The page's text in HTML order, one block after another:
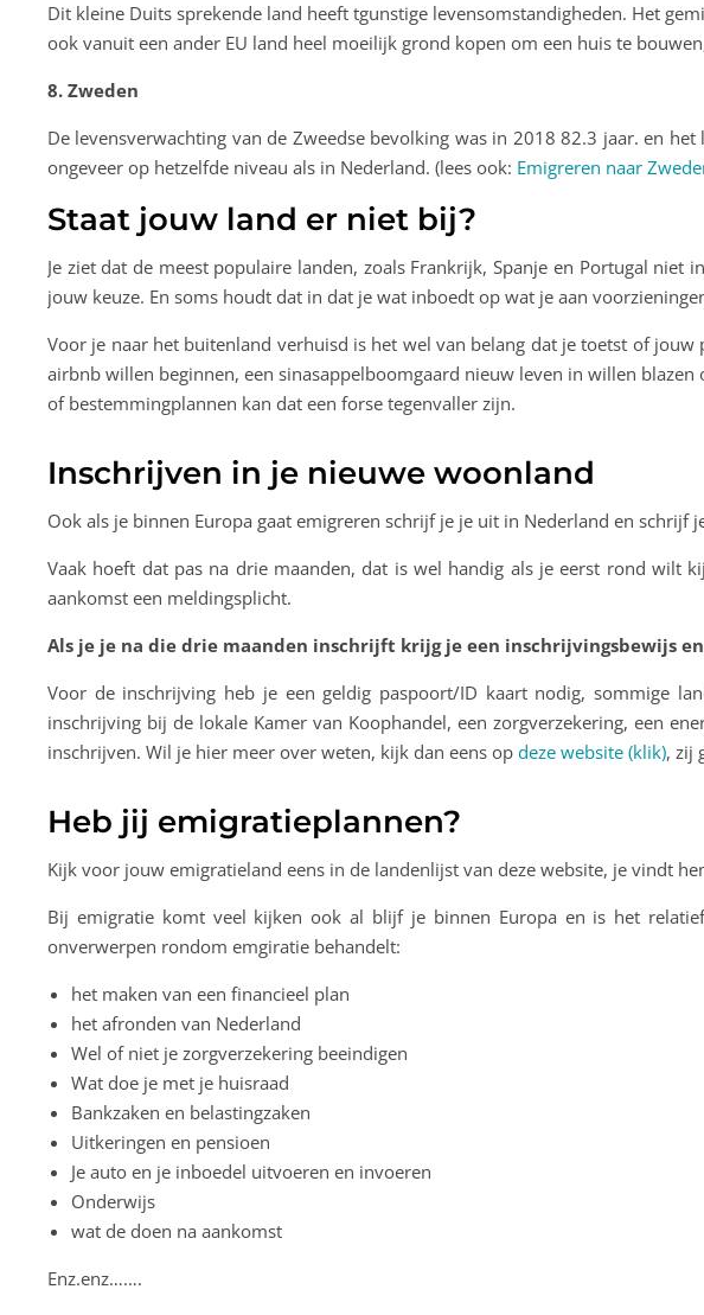
Dit kleine Duits sprekende land heeft tgunstige levensomstandigheden. Het
ook vanuit een ander EU land heel moeilijk grond kopen om een huis te
8. Zweden
De levensverwachting van de Zweedse bevolking was in 2018 82.3 jaar. en
ongeveer op hetzelfde niveau als in Nederland. (lees ook: Emigreren naar
Staat jouw land er niet bij?
Je ziet dat de meest populaire landen, zoals Frankrijk, Spanje en Portugal
jouw keuze. En soms houdt dat in dat je wat inboedt op wat je aan
Voor je naar het buitenland verhuisd is het wel van belang dat je toetst of
airbnb willen beginnen, een sinasappelboomgaard nieuw leven in willen
of bestemmingplannen kan dat een forse tegenvaller zijn.
Inschrijven in je nieuwe woonland
Ook als je binnen Europa gaat emigreren schrijf je je uit in Nederland en schrijf
Vaak hoeft dat pas na drie maanden, dat is wel handig als je eerst rond wilt
aankomst een meldingsplicht.
Als je je na die drie maanden inschrijft krijg je een inschrijvingsbewijs
Voor de inschrijving heb je een geldig paspoort/ID kaart nodig, sommige
inschrijving bij de lokale Kamer van Koophandel, een zorgverzekering, een
inschrijven. Wil je hier meer over weten, kijk dan eens op deze website (klik), zij
Heb jij emigratieplannen?
Kijk voor jouw emigratieland eens in de landenlijst van deze website, je vindt
Bij emigratie komt veel kijken ook al blijf je binnen Europa en is het
onverwerpen rondom emgiratie behandelt:
het maken van een financieel plan
het afronden van Nederland
Wel of niet je zorgverzekering beeindigen
Wat doe je met je huisraad
Bankzaken en belastingzaken
Uitkeringen en pensioen
Je auto en je inboedel uitvoeren en invoeren
Onderwijs
wat de doen na aankomst
Enz.enz…….